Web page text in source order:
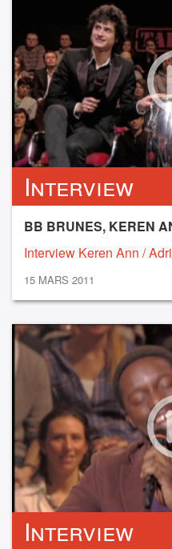
Interview
BB BRUNES, KEREN
Interview Keren Ann /
15 MARS 2011
Interview